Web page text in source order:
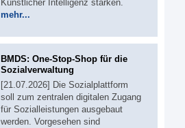
Künstlicher Intelligenz stärken.
mehr...
BMDS: One-Stop-Shop für die
Sozialverwaltung
[21.07.2026] Die Sozialplattform
soll zum zentralen digitalen Zugang
für Sozialleistungen ausgebaut
werden. Vorgesehen sind